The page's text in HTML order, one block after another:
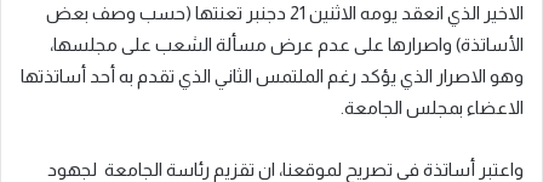
الاخير الذي انعقد يومه الاثنين 21 دجنبر تعنتها (حسب وصف بعض
الأساتذة) واصرارها على عدم عرض مسألة الشعب على مجلسها،
وهو الاصرار الذي يؤكد رغم الملتمس الثاني الذي تقدم به أحد أساتذتها
الاعضاء بمجلس الجامعة.
واعتبر أساتذة في تصريح لموقعنا، ان تقزيم رئاسة الجامعة لجهود